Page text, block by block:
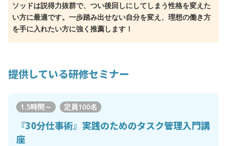
ソッドは説得力抜群で、つい後回しにしてしまう性格を変えた
い方に最適です。一歩踏み出せない自分を変え、理想の働き方
を手に入れたい方に強く推薦します！
提供している研修セミナー
1.5時間～ 定員100名
『30分仕事術』実践のためのタスク管理入門講
座